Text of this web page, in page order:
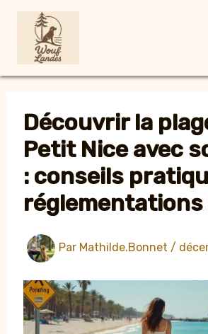
Aller
contenuDécouvrir la
Petit Nice avec
: conseils
Par Mathilde.Bonnet /